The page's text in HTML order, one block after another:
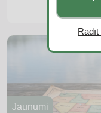
Jaunumi
Rādīt